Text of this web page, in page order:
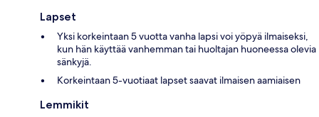
Lapset
Yksi korkeintaan 5 vuotta vanha lapsi voi yöpyä ilmaiseksi,
kun hän käyttää vanhemman tai huoltajan huoneessa olevia
sänkyjä.
Korkeintaan 5-vuotiaat lapset saavat ilmaisen aamiaisen
Lemmikit